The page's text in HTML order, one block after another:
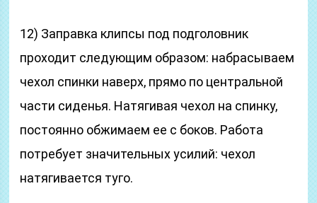
12) Заправка клипсы под подголовник
проходит следующим образом: набрасываем
чехол спинки наверх, прямо по центральной
части сиденья. Натягивая чехол на спинку,
постоянно обжимаем ее с боков. Работа
потребует значительных усилий: чехол
натягивается туго.